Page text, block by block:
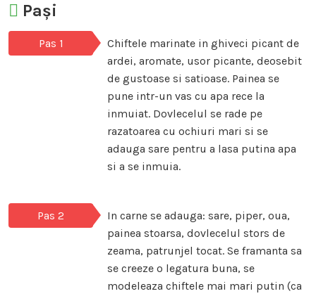
Pași
Pas 1
Chiftele marinate in ghiveci picant de
ardei, aromate, usor picante, deosebit
de gustoase si satioase. Painea se
pune intr-un vas cu apa rece la
inmuiat. Dovlecelul se rade pe
razatoarea cu ochiuri mari si se
adauga sare pentru a lasa putina apa
si a se inmuia.
Pas 2
In carne se adauga: sare, piper, oua,
painea stoarsa, dovlecelul stors de
zeama, patrunjel tocat. Se framanta sa
se creeze o legatura buna, se
modeleaza chiftele mai mari putin (ca